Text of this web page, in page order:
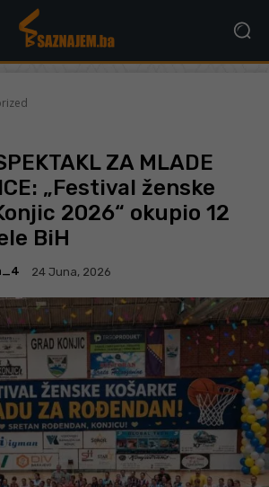
ZA MLADE
„Festival ženske
2026“ okupio 12
BiH
24 Juna, 2026